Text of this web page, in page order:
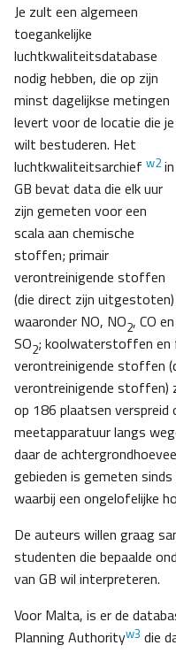
Je zult een algemeen
toegankelijke
luchtkwaliteitsdatabase
nodig hebben, die op zijn
minst dagelijkse metingen
levert voor de locatie die je
wilt bestuderen. Het
luchtkwaliteitsarchief w2in
GB bevat data die elk uur
zijn gemeten voor een
scala aan chemische
stoffen; primair
verontreinigende stoffen
(die direct zijn uitgestoten)
waaronder NO, NO2, CO en
SO2; koolwaterstoffen en
verontreinigende stoffen
verontreinigende stoffen)
op 186 plaatsen verspreid
meetapparatuur langs
daar de
gebieden is gemeten
waarbij een ongelofelijke
De auteurs willen graag
studenten die bepaalde
van GB wil interpreteren.
Voor Malta, is er de
Planning Authorityw3 die